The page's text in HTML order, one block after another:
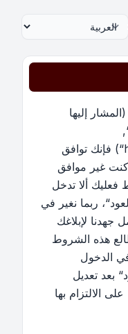
إليها
”https://oudmajlis.net/forum“) فإنك توافق
كنت غير موافق
فعليك ألا تدخل
ربما نغير في
لإبلاغك
هذه الشروط
الدخول
بعد تعديل
الالتزام بها